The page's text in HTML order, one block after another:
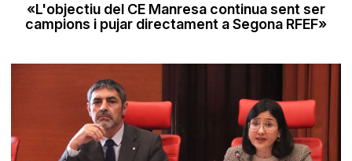
«L'objectiu del CE Manresa continua sent ser
campions i pujar directament a Segona RFEF»